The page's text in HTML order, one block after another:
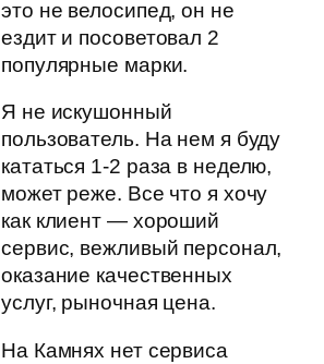
это не велосипед, он не
ездит и посоветовал 2
популярные марки.
Я не искушонный
пользователь. На нем я буду
кататься 1-2 раза в неделю,
может реже. Все что я хочу
как клиент — хороший
сервис, вежливый персонал,
оказание качественных
услуг, рыночная цена.
На Камнях нет сервиса